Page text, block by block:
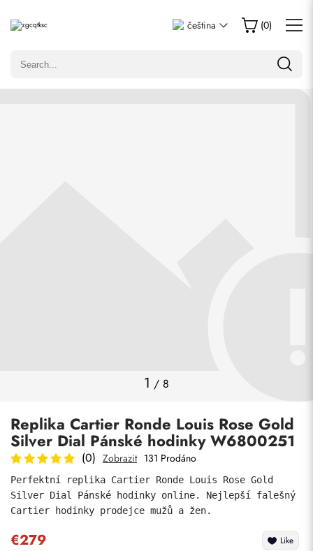
čeština (0)
1 / 8
Replika Cartier Ronde Louis Rose Gold
Silver Dial Pánské hodinky W6800251
(0) Zobrazit 131 Prodáno
Perfektní replika Cartier Ronde Louis Rose Gold
Silver Dial Pánské hodinky online. Nejlepší falešný
Cartier hodinky prodejce mužů a žen.
€279 Like
Napsat recenzi
Pouze zákazníci, kteří zakoupili tuto položku, mohou napsat
Odeslat